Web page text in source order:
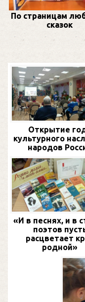
По страницам
сказок
Открытие
культурного
народов
«И в песнях, и в
поэтов
расцветает
родной»